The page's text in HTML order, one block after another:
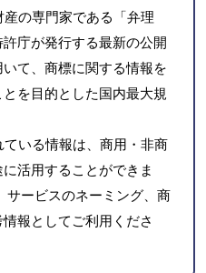
の専門家である「弁理
庁が発行する最新の公開
て、商標に関する情報を
を目的とした国内最大規
いる情報は、商用・非商
活用することができま
サービスのネーミング、商
報としてご利用くださ